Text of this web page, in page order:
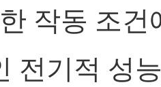
작동 조건
전기적 성